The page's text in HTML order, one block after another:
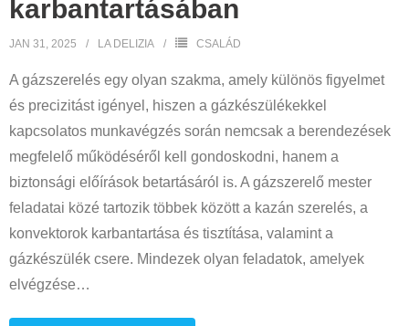
karbantartásában
JAN 31, 2025 LA DELIZIA CSALÁD
A gázszerelés egy olyan szakma, amely különös figyelmet
és precizitást igényel, hiszen a gázkészülékekkel
kapcsolatos munkavégzés során nemcsak a berendezések
megfelelő működéséről kell gondoskodni, hanem a
biztonsági előírások betartásáról is. A gázszerelő mester
feladatai közé tartozik többek között a kazán szerelés, a
konvektorok karbantartása és tisztítása, valamint a
gázkészülék csere. Mindezek olyan feladatok, amelyek
elvégzése…